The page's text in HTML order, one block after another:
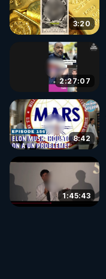
3:20
2:27:07
8:42
1:45:43